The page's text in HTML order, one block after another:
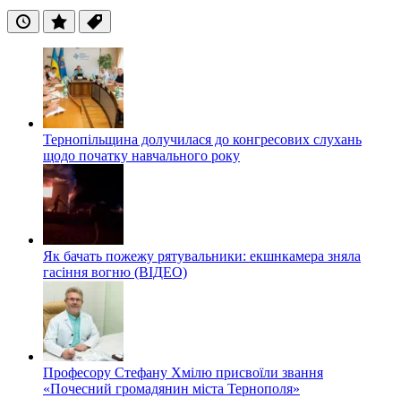
ОстанніПопулярні
Теги
Тернопільщина долучилася до конгресових слухань
щодо початку навчального року
Як бачать пожежу рятувальники: екшнкамера зняла
гасіння вогню (ВІДЕО)
Професору Стефану Хмілю присвоїли звання
«Почесний громадянин міста Тернополя»